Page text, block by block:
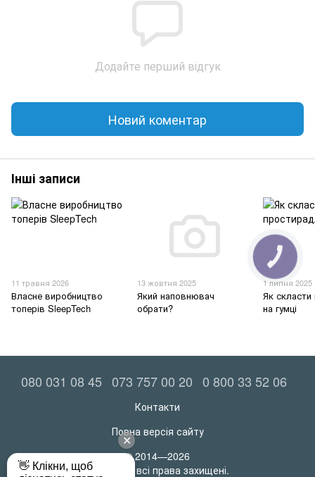
Додайте перший відгук
Новий коментар
Інші записи
11 травня 2026
Власне виробництво
топерів SleepTech
13 жовтня 2025
Який наповнювач
обрати?
1 липня 2025
Як
на гумці
080 031 08 45 073 757 00 20 0 800 33 52 06
Контакти
Повна версія сайту
© 2014—2026
MatrasRoll всі права захищені.
КНОПКА
ЗВ'ЯЗКУ